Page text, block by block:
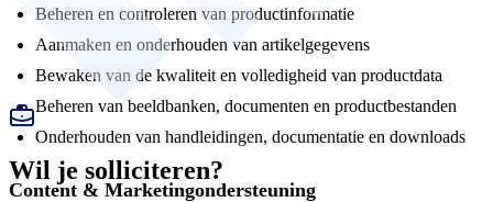
Beheren en controleren van productinformatie
Aanmaken en onderhouden van artikelgegevens
Bewaken van de kwaliteit en volledigheid van productdata
Beheren van beeldbanken, documenten en productbestanden
Onderhouden van handleidingen, documentatie en downloads
Content & Marketingondersteuning
Wil je solliciteren?